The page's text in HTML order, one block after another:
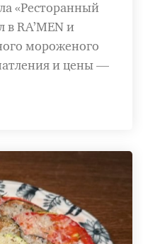
«Ресторанный
в RA’MEN и
мороженого
и цены —